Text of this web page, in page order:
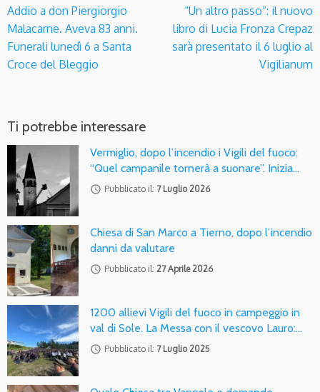
Addio a don Piergiorgio
Malacarne. Aveva 83 anni.
Funerali lunedì 6 a Santa
Croce del Bleggio
“Un altro passo”: il nuovo
libro di Lucia Fronza Crepaz
sarà presentato il 6 luglio al
Vigilianum
Ti potrebbe interessare
Vermiglio, dopo l’incendio i Vigili del fuoco:
“Quel campanile tornerà a suonare”. Inizia…
access_time Pubblicato il: 7 Luglio 2026
Chiesa di San Marco a Tierno, dopo l’incendio
danni da valutare
access_time Pubblicato il: 27 Aprile 2026
1200 allievi Vigili del fuoco in campeggio in
val di Sole. La Messa con il vescovo Lauro:…
access_time Pubblicato il: 7 Luglio 2025